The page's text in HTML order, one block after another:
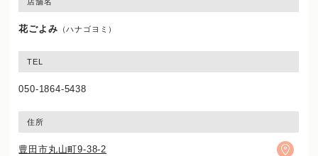
花ごよみ （ハナゴヨミ）
TEL
050-1864-5438
住所
豊田市丸山町9-38-2